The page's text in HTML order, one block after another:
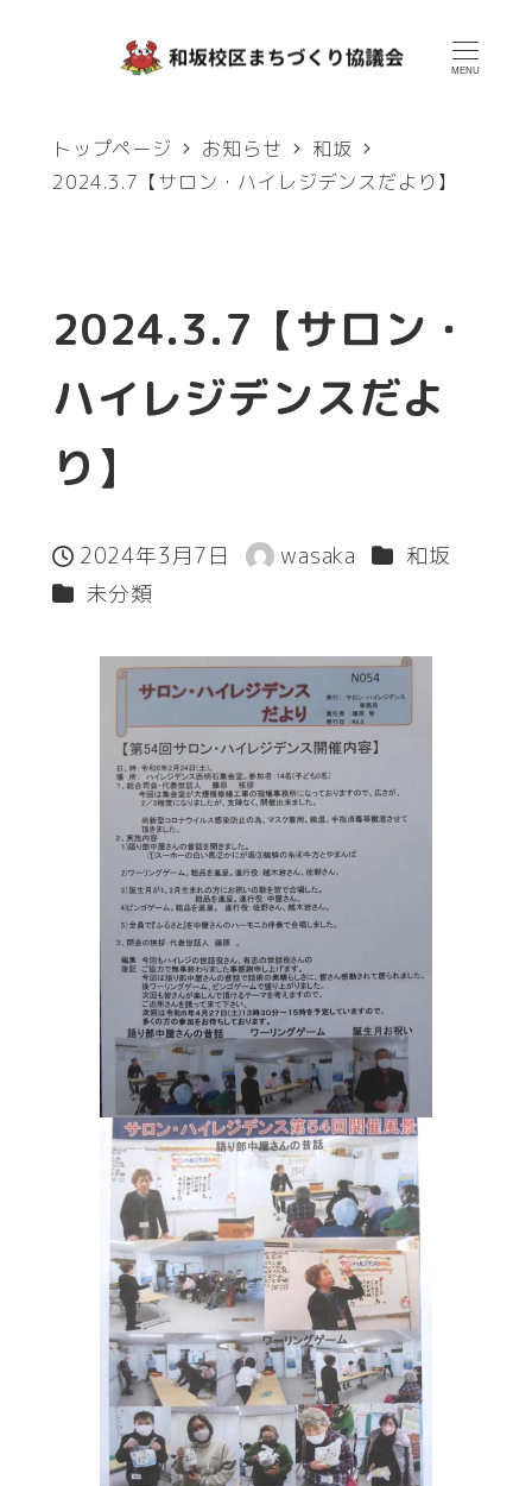
MENU
トップページ お知らせ
和坂
2024.3.7【サロン・ハイレジデンスだより】
2024.3.7【サロン・
ハイレジデンスだよ
り】
投稿日
2024年3月7日
著
wasaka カテゴリー
和坂
カテゴリー
未分類